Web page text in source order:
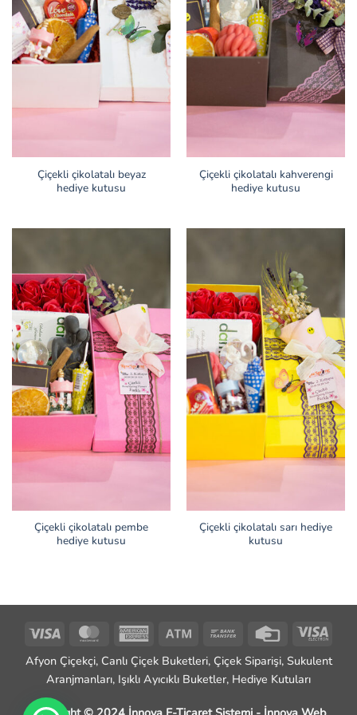
Çiçekli çikolatalı beyaz
hediye kutusu
Çiçekli çikolatalı kahverengi
hediye kutusu
Çiçekli çikolatalı pembe
hediye kutusu
Çiçekli çikolatalı sarı hediye
kutusu
Visa MasterCardAmerican
Atm
Bank
Credit
Visa
Afyon Çiçekçi, Canlı Çiçek Buketleri, Çiçek Siparişi, Sukulent
Aranjmanları, Işıklı Ayıcıklı Buketler, Hediye Kutuları